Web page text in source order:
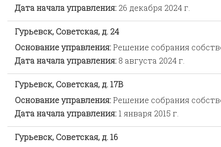
Дата начала управления: 26 декабря 2024 г.
Гурьевск, Советская, д. 24
Основание управления:Решение собрания
Дата начала управления: 8 августа 2024 г.
Гурьевск, Советская, д. 17В
Основание управления:Решение собрания
Дата начала управления: 1 января 2015 г.
Гурьевск, Советская, д. 16